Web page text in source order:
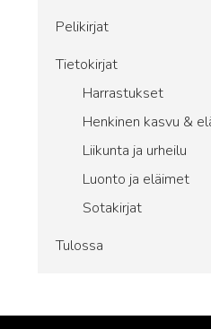
Pelikirjat
Tietokirjat
Harrastukset
Henkinen kasvu &
Liikunta ja urheilu
Luonto ja eläimet
Sotakirjat
Tulossa